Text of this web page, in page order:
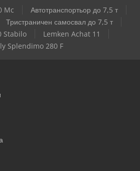
Mc
Автотранспортьор до 7,5 т
Тристраничен самосвал до 7,5 т
Stabilo
Lemken Achat 11
Splendimo 280 F